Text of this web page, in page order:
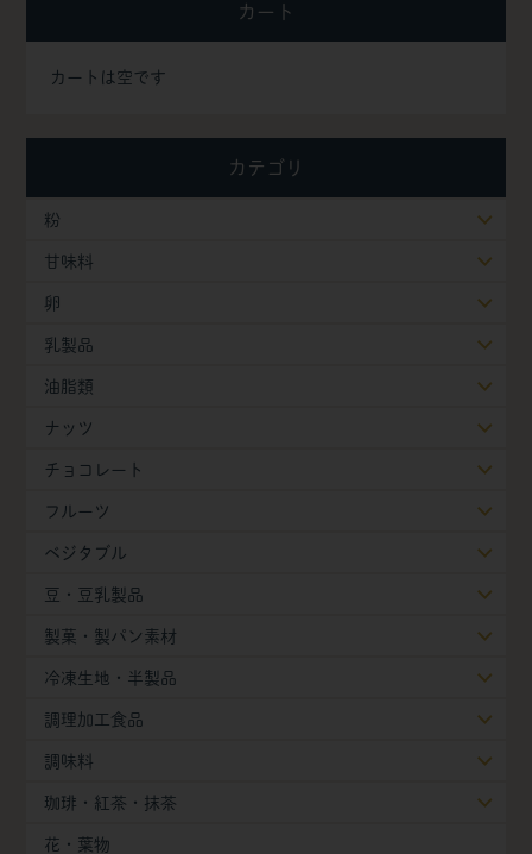
カート
カートは空です
カテゴリ
粉
甘味料
卵
乳製品
油脂類
ナッツ
チョコレート
フルーツ
ベジタブル
豆・豆乳製品
製菓・製パン素材
冷凍生地・半製品
調理加工食品
調味料
珈琲・紅茶・抹茶
花・葉物